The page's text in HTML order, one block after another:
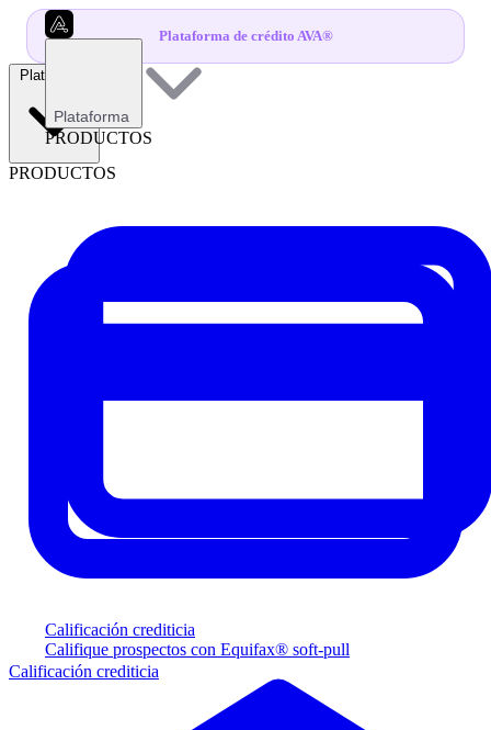
Plataforma de crédito AVA®
Plataforma
PRODUCTOS
Calificación crediticia
Califique prospectos con Equifax® soft-pull
Plataforma
PRODUCTOS
Calificación crediticia